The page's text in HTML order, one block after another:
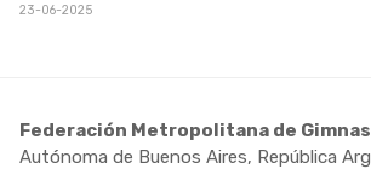
23-06-2025
Federación Metropolitana de
Autónoma de Buenos Aires, República